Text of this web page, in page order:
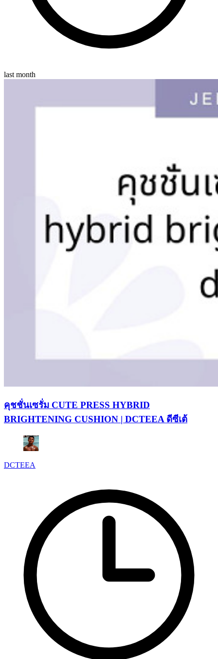
last month
คุชชั่นเซรั่ม CUTE PRESS HYBRID
BRIGHTENING CUSHION | DCTEEA ดีซีเต้
DCTEEA